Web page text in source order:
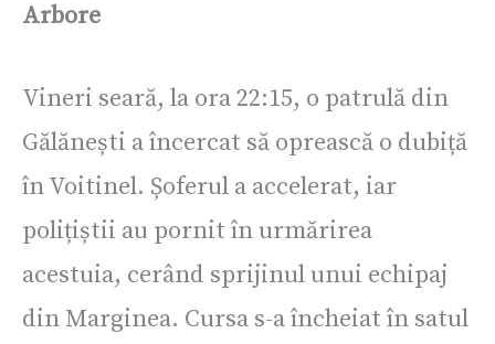
Arbore
Vineri seară, la ora 22:15, o patrulă din
Gălănești a încercat să oprească o dubiță
în Voitinel. Șoferul a accelerat, iar
polițiștii au pornit în urmărirea
acestuia, cerând sprijinul unui echipaj
din Marginea. Cursa s-a încheiat în satul